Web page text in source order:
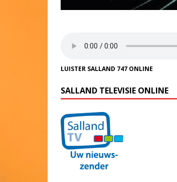
LUISTER SALLAND 747 ONLINE
SALLAND TELEVISIE ONLINE